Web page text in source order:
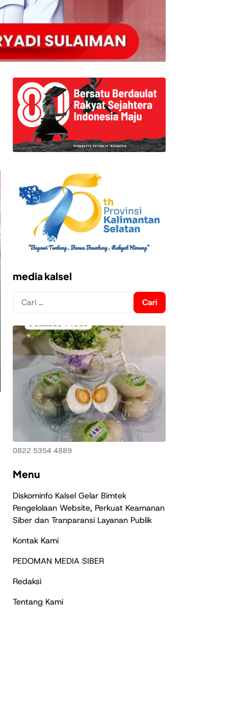
media kalsel
Cari
untuk:
0822 5354 4889
Menu
Diskominfo Kalsel Gelar Bimtek
Pengelolaan Website, Perkuat Keamanan
Siber dan Tranparansi Layanan Publik
Kontak Kami
PEDOMAN MEDIA SIBER
Redaksi
Tentang Kami